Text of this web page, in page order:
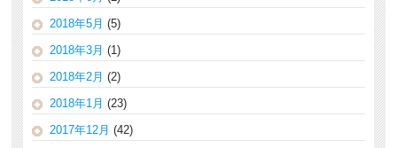
2018年5月 (5)
2018年3月 (1)
2018年2月 (2)
2018年1月 (23)
2017年12月 (42)